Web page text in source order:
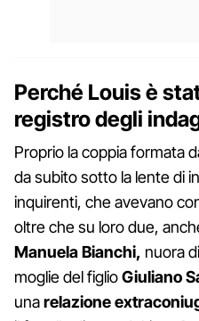
Perché Louis è
registro degli
Proprio la coppia formata
da subito sotto la lente di
inquirenti, che avevano
oltre che su loro due,
Manuela Bianchi, nuora
moglie del figlioGiuliano
unarelazione